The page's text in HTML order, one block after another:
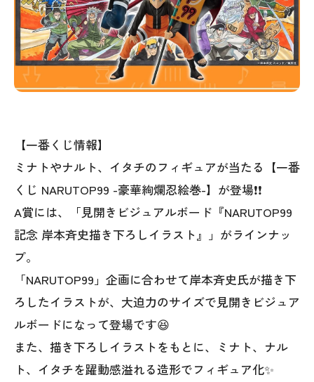
【一番くじ情報】
ミナトやナルト、イタチのフィギュアが当たる【一番
くじ NARUTOP99 -豪華絢爛忍絵巻-】が登場❗❗
A賞には、「見開きビジュアルボード『NARUTOP99
記念 岸本斉史描き下ろしイラスト』」がラインナッ
プ。
「NARUTOP99」企画に合わせて岸本斉史氏が描き下
ろしたイラストが、大迫力のサイズで見開きビジュア
ルボードになって登場です😆
また、描き下ろしイラストをもとに、ミナト、ナル
ト、イタチを躍動感溢れる造形でフィギュア化✨